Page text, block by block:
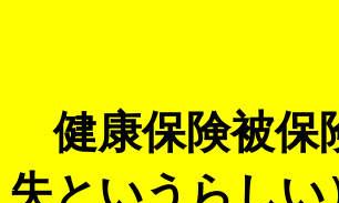
健康保険被保